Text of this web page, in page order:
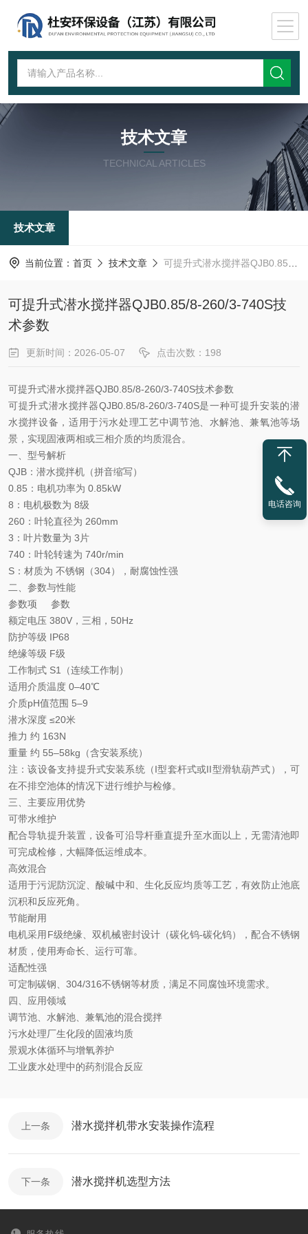
技术文章
TECHNICAL ARTICLES
技术文章
当前位置： 首页 技术文章 可提升式潜水搅拌器QJB0.85/8-260/3-740S技术参数
可提升式潜水搅拌器QJB0.85/8-260/3-740S技
术参数
更新时间：2026-05-07 点击次数：198
可提升式潜水搅拌器QJB0.85/8-260/3-740S技术参数
可提升式潜水搅拌器QJB0.85/8-260/3-740S‌是一种可提升安装的潜
水搅拌设备，适用于污水处理工艺中调节池、水解池、兼氧池等场
景，实现固液两相或三相介质的均质混合。
一、型号解析
QJB‌：潜水搅拌机（拼音缩写）
0.85‌：电机功率为 ‌0.85kW‌
8‌：电机极数为 ‌8级‌
260‌：叶轮直径为 ‌260mm‌
3‌：叶片数量为 ‌3片‌
740‌：叶轮转速为 ‌740r/min‌
S‌：材质为 ‌不锈钢（304）‌，耐腐蚀性强
二、参数与性能
参数项
参数
额定电压 380V，三相，50Hz
防护等级 IP68
绝缘等级 F级
工作制式 S1（连续工作制）
适用介质温度 0–40℃
介质pH值范围 5–9
潜水深度 ≤20米
推力 约 ‌163N‌
重量 约 ‌55–58kg‌（含安装系统）
注：该设备支持‌提升式安装系统‌（I型套杆式或II型滑轨葫芦式），可
在不排空池体的情况下进行维护与检修。
三、主要应用优势
可带水维护
配合导轨提升装置，设备可沿导杆垂直提升至水面以上，‌无需清池即
可完成检修‌，大幅降低运维成本。
高效混合
适用于污泥防沉淀、酸碱中和、生化反应均质等工艺，有效防止池底
沉积和反应死角。
节能耐用
电机采用 F级绝缘、双机械密封设计（碳化钨-碳化钨），配合不锈钢
材质，‌使用寿命长、运行可靠‌。
适配性强
可定制碳钢、 304/316不锈钢等材质，满足不同腐蚀环境需求。
四、应用领域
调节池、水解池、兼氧池的混合搅拌
污水处理厂生化段的固液均质
景观水体循环与增氧养护
工业废水处理中的药剂混合反应
上一条 潜水搅拌机带水安装操作流程
下一条 潜水搅拌机选型方法
电话咨询